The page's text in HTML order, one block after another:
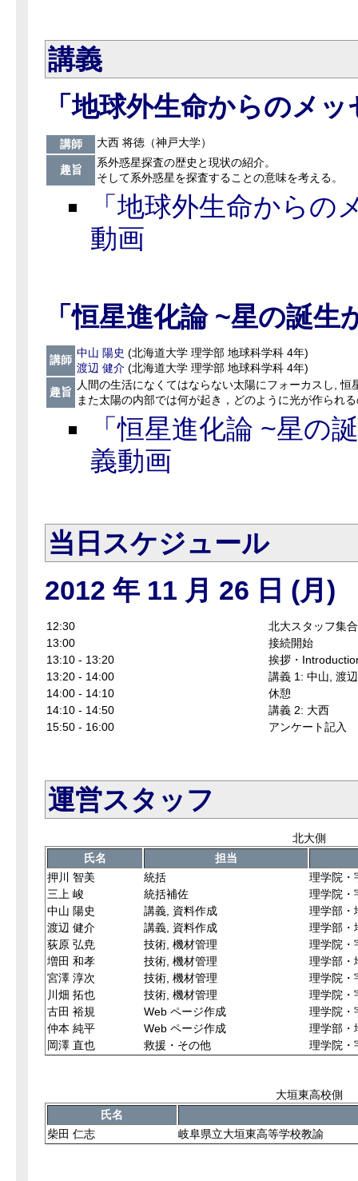
講義
「地球外生命からのメ
講師 大西 将徳（神戸大学）
趣旨
系外惑星探査の歴史と現状の紹介。
そして系外惑星を探査することの意味を考える。
「地球外生命からの
動画
「恒星進化論 ~星の誕生
講師
中山 陽史 (北海道大学 理学部 地球科学科 4年)
渡辺 健介 (北海道大学 理学部 地球科学科 4年)
趣旨
人間の生活になくてはならない太陽にフォーカスし, 恒
また太陽の内部では何が起き，どのように光が作られ
「恒星進化論 ~星の
義動画
当 日スケジュール
2012 年 11 月 26 日 (月)
12:30
北大スタッフ集合
13:00
接続開始
13:10 - 13:20
挨拶・
13:20 - 14:00
講義 1: 中山, 渡辺
14:00 - 14:10
休憩
14:10 - 14:50
講義 2: 大西
15:50 - 16:00
アンケート記入
運営スタッフ
北大側
氏名
担当
押川 智美
統括
理学院・
三上 峻
統括補佐
理学院・
中山 陽史
講義, 資料作成
理学部・
渡辺 健介
講義, 資料作成
理学部・
荻原 弘尭
技術, 機材管理
理学院・
増田 和孝
技術, 機材管理
理学部・
宮澤 淳次
技術, 機材管理
理学院・
川畑 拓也
技術, 機材管理
理学院・
古田 裕規
Web ページ作成
理学院・
仲本 純平
Web ページ作成
理学部・
岡澤 直也
救援・その他 理学院・
大垣東高校側
氏名
柴田 仁志
岐阜県立大垣東高等学校教諭